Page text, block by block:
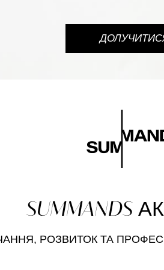
SUMMANDS
РОЗВИТОК ТА